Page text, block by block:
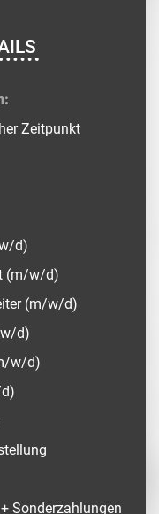
Zeitpunkt
d)
(m/w/d)
(m/w/d)
d)
w/d)
Sonderzahlungen